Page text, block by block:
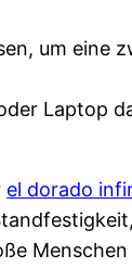
um eine
Laptop
el dorado